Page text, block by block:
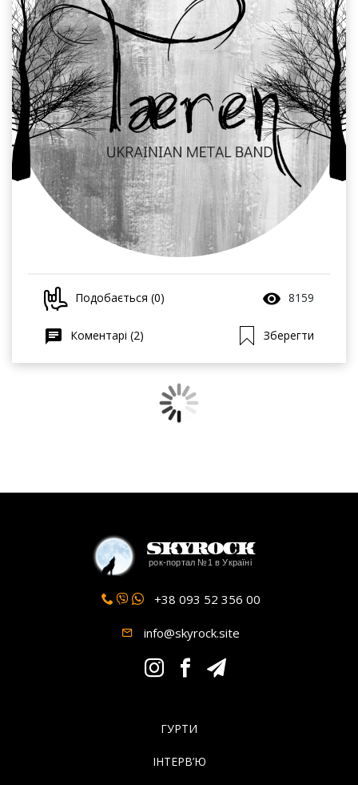
Подобається (0) 8159
Коментарі (2) Зберегти
SkyRock
рок-портал №1 в Україні
+38 093 52 356 00
info@skyrock.site
ГУРТИ
ІНТЕРВ’Ю